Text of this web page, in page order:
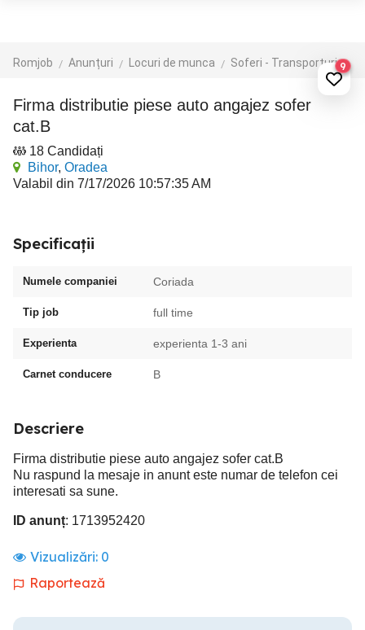
Romjob Anunțuri Locuri de munca Soferi - Transporturi 9
Firma distributie piese auto angajez sofer
cat.B
18 Candidați
Bihor, Oradea
Valabil din 7/17/2026 10:57:35 AM
Specificații
Numele companiei Coriada
Tip job full time
Experienta experienta 1-3 ani
Carnet conducere B
Descriere
Firma distributie piese auto angajez sofer cat.B
Nu raspund la mesaje in anunt este numar de telefon cei
interesati sa sune.
ID anunț: 1713952420
Vizualizări: 0
Raportează